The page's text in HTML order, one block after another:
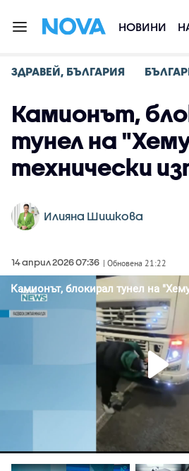
НОВИНИ
ЗДРАВЕЙ, БЪЛГАРИЯ
Камионът,
тунел на
технически
Илияна Шишкова
14 април 2026 07:36 | Обновена 21:22